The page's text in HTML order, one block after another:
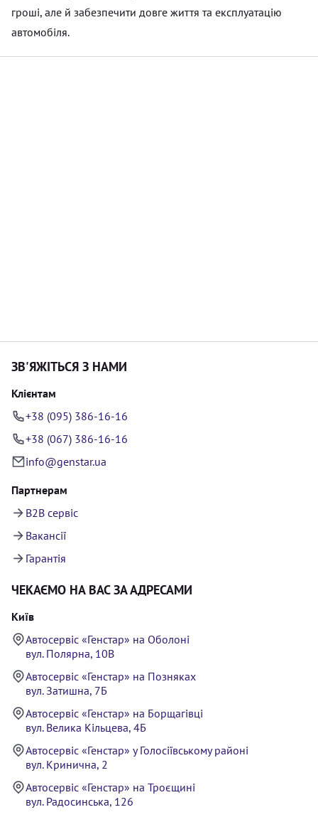
гроші, але й забезпечити довге життя та експлуатацію
автомобіля.
ЗВ'ЯЖІТЬСЯ З НАМИ
Клієнтам
+38 (095) 386-16-16
+38 (067) 386-16-16
info@genstar.ua
Партнерам
B2B сервіс
Вакансії
Гарантія
ЧЕКАЄМО НА ВАС ЗА АДРЕСАМИ
Київ
Автосервіс «Генстар» на Оболоні
вул. Полярна, 10В
Автосервіс «Генстар» на Позняках
вул. Затишна, 7Б
Автосервіс «Генстар» на Борщагівці
вул. Велика Кільцева, 4Б
Автосервіс «Генстар» у Голосіївському районі
вул. Кринична, 2
Автосервіс «Генстар» на Троєщині
вул. Радосинська, 126